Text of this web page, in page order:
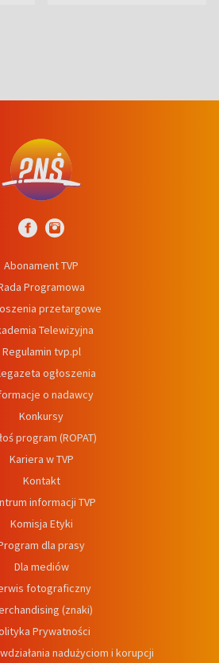
Abonament TVP
Programowa
przetargowe
Telewizyjna
Regulamin tvp.pl
ogłoszenia
o nadawcy
Konkursy
program (ROPAT)
Kariera w TVP
Kontakt
informacji TVP
Komisja Etyki
dla prasy
Dla mediów
fotograficzny
(znaki)
Prywatności
nadużyciom i korupcji